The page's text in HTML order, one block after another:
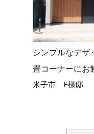
シンプルなデザ
畳コーナーにお
米子市 F様邸